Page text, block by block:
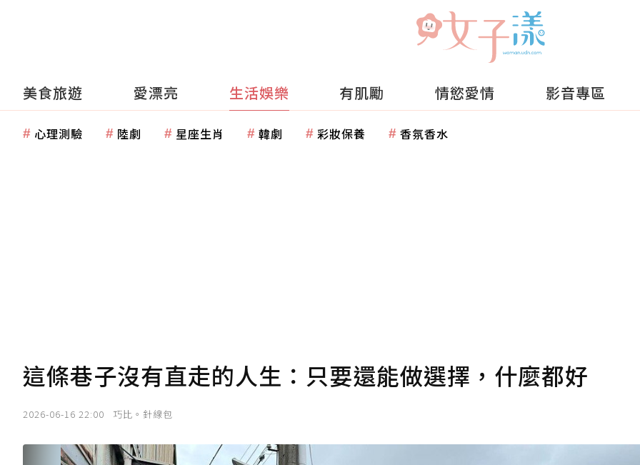
美食旅遊 愛漂亮 生活娛樂 有肌勵 情慾愛情 影音專區
心理測驗 陸劇 星座生肖 韓劇 彩妝保養 香氛香水
這條巷子沒有直走的人生：只要還能做選擇，什麼都好
2026-06-16 22:00 巧比。針線包